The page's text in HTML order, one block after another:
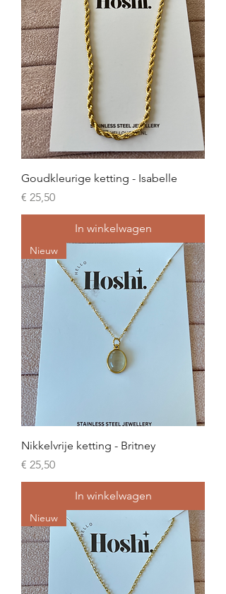
Goudkleurige ketting - Isabelle
Prijs
€ 25,50
In winkelwagen
Nieuw
Nikkelvrije ketting - Britney
Prijs
€ 25,50
In winkelwagen
Nieuw